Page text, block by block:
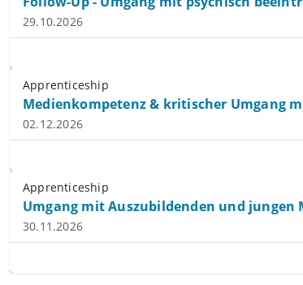
29.10.2026
Apprenticeship
Medienkompetenz & kritischer Umgang
02.12.2026
Apprenticeship
Umgang mit Auszubildenden und
30.11.2026